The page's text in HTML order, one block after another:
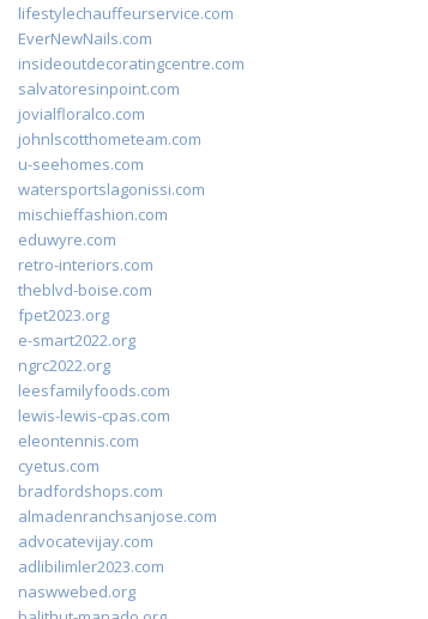
lifestylechauffeurservice.com
EverNewNails.com
insideoutdecoratingcentre.com
salvatoresinpoint.com
jovialfloralco.com
johnlscotthometeam.com
u-seehomes.com
watersportslagonissi.com
mischieffashion.com
eduwyre.com
retro-interiors.com
theblvd-boise.com
fpet2023.org
e-smart2022.org
ngrc2022.org
leesfamilyfoods.com
lewis-lewis-cpas.com
eleontennis.com
cyetus.com
bradfordshops.com
almadenranchsanjose.com
advocatevijay.com
adlibilimler2023.com
naswwebed.org